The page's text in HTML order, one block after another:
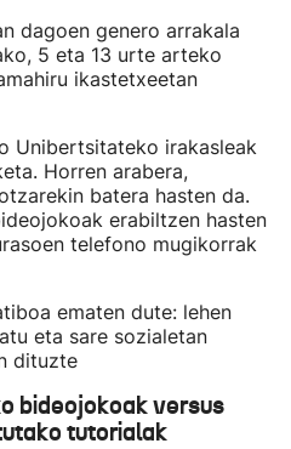
dagoen genero arrakala
5 eta 13 urte arteko
ikastetxeetan
Unibertsitateko irakasleak
Horren arabera,
batera hasten da.
erabiltzen hasten
telefono mugikorrak
ematen dute: lehen
eta sare sozialetan
dituzte
bideojokoak versus
tutorialak